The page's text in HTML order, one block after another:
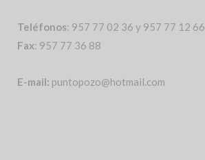
Teléfonos: 957 77 02 36 y 957 77 12 66
Fax: 957 77 36 88
E-mail: puntopozo@hotmail.com